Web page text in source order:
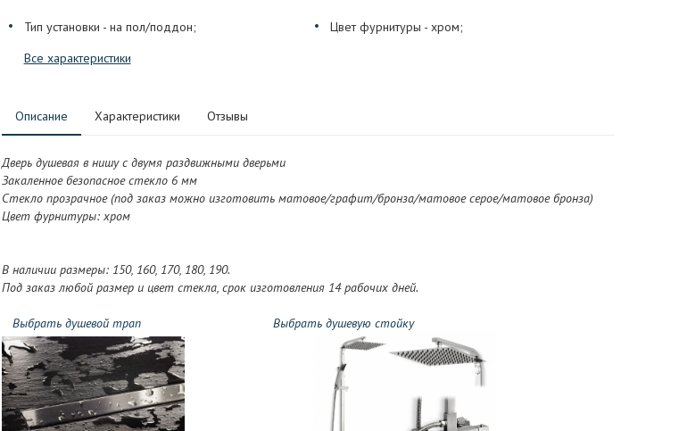
Тип установки - на пол/поддон;
Цвет фурнитуры - хром;
Все характеристики
Описание Характеристики Отзывы
Дверь душевая в нишу с двумя раздвижными дверьми
Закаленное безопасное стекло 6 мм
Стекло прозрачное (под заказ можно изготовить матовое/графит/бронза/матовое серое/матовое бронза)
Цвет фурнитуры: хром
В наличии размеры: 150, 160, 170, 180, 190.
Под заказ любой размер и цвет стекла, срок изготовления 14 рабочих дней.
Выбрать душевой трап Выбрать душевую стойку